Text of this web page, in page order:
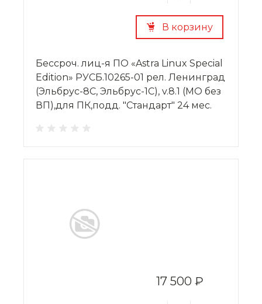
В корзину
Бессроч. лиц-я ПО «Astra Linux Special
Edition» РУСБ.10265-01 рел. Ленинград
(Эльбрус-8С, Эльбрус-1С), v.8.1 (МО без
ВП),для ПК,подд. "Стандарт" 24 мес.
17 500 ₽